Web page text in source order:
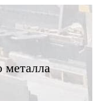
металла